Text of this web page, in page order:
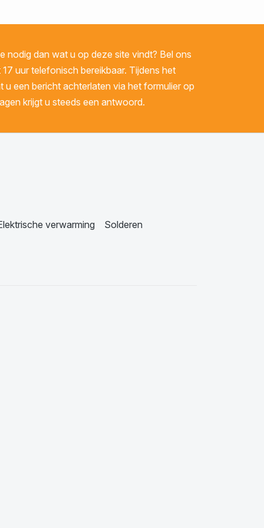
nodig dan wat u op deze site vindt? Bel ons
uur telefonisch bereikbaar. Tijdens het
een bericht achterlaten via het formulier op
krijgt u steeds een antwoord.
verwarming Solderen